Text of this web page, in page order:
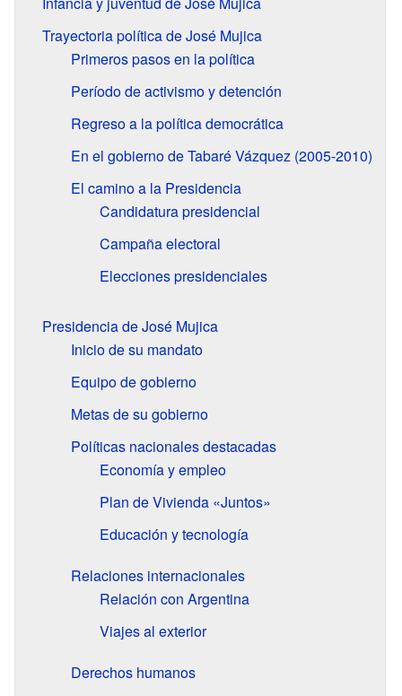
Trayectoria política de José Mujica
Primeros pasos en la política
Período de activismo y detención
Regreso a la política democrática
En el gobierno de Tabaré Vázquez (2005-2010)
El camino a la Presidencia
Candidatura presidencial
Campaña electoral
Elecciones presidenciales
Presidencia de José Mujica
Inicio de su mandato
Equipo de gobierno
Metas de su gobierno
Políticas nacionales destacadas
Economía y empleo
Plan de Vivienda «Juntos»
Educación y tecnología
Relaciones internacionales
Relación con Argentina
Viajes al exterior
Derechos humanos